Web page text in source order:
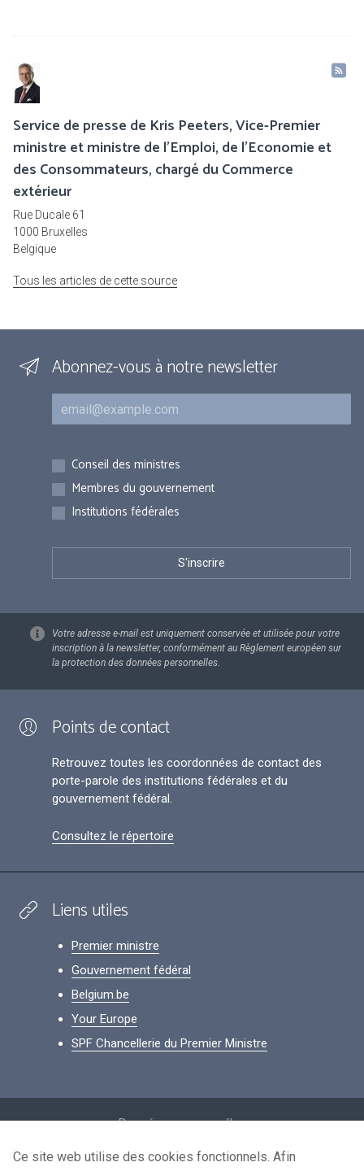
Service de presse de Kris Peeters, Vice-Premier
ministre et ministre de l'Emploi, de l'Economie et
des Consommateurs, chargé du Commerce
extérieur
Rue Ducale 61
1000 Bruxelles
Belgique
Tous les articles de cette source
Abonnez-vous à notre newsletter
Courriel
Inscriptions
Conseil des ministres
Membres du gouvernement
Institutions fédérales
Votre adresse e-mail est uniquement conservée et utilisée pour votre
inscription à la newsletter, conformément au Règlement européen sur
la protection des données personnelles.
Points de contact
Retrouvez toutes les coordonnées de contact des
porte-parole des institutions fédérales et du
gouvernement fédéral.
Consultez le répertoire
Liens utiles
Premier ministre
Gouvernement fédéral
Belgium.be
Your Europe
SPF Chancellerie du Premier Ministre
Données personnelles
Conditions de réutilisation
Ce site web utilise des cookies fonctionnels. Afin